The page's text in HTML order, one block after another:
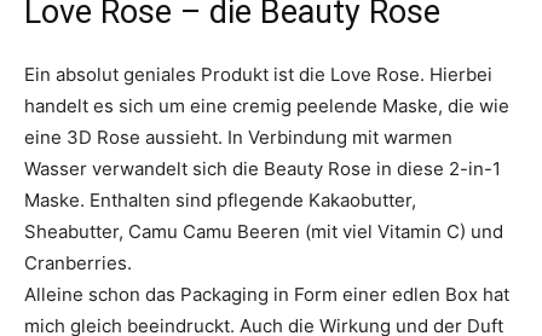
Love Rose – die Beauty Rose
Ein absolut geniales Produkt ist die Love Rose. Hierbei
handelt es sich um eine cremig peelende Maske, die wie
eine 3D Rose aussieht. In Verbindung mit warmen
Wasser verwandelt sich die Beauty Rose in diese 2-in-1
Maske. Enthalten sind pflegende Kakaobutter,
Sheabutter, Camu Camu Beeren (mit viel Vitamin C) und
Cranberries.
Alleine schon das Packaging in Form einer edlen Box hat
mich gleich beeindruckt. Auch die Wirkung und der Duft